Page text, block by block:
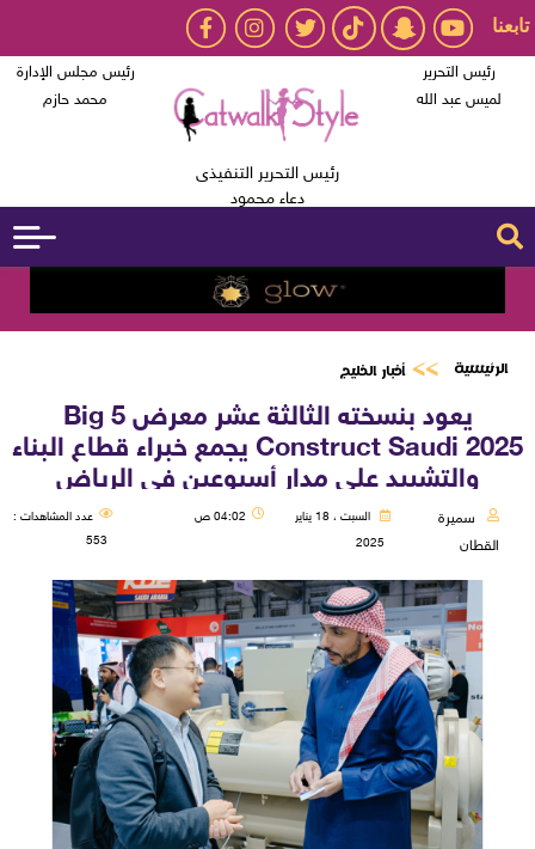
تابعنا
رئيس التحرير
لميس عبد الله
رئيس التحرير التنفيذى
دعاء محمود
رئيس مجلس الإدارة
محمد حازم
الرئيسية أخبار الخليج
يعود بنسخته الثالثة عشر معرض Big 5
Construct Saudi 2025 يجمع خبراء قطاع البناء
والتشييد على مدار أسبوعين في الرياض
سميرة
القطان
السبت ، 18 يناير
2025
04:02 ص
عدد المشاهدات :
553